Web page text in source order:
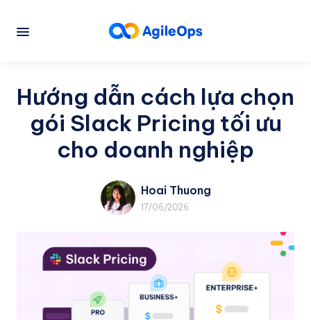
Hướng dẫn cách lựa chọn
gói Slack Pricing tối ưu
cho doanh nghiệp
Hoai Thuong
17/06/2026